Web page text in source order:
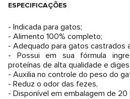
ESPECIFICAÇÕES
- Indicada para gatos;
- Alimento 100% completo;
- Adequado para gatos castrados
- Possui em sua fórmula
proteínas de alta qualidade e
- Auxilia no controle do peso do
- Reduz o odor das fezes,
- Disponível em embalagem de 20